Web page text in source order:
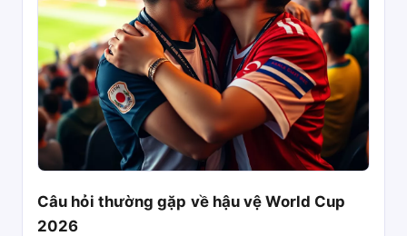
Câu hỏi thường gặp về hậu vệ World Cup
2026